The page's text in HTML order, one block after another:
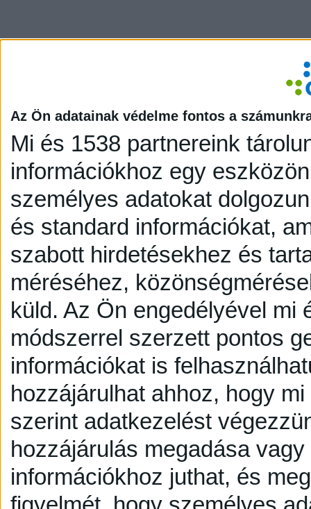
Az Ön adatainak védelme fontos a
Mi és 1538 partnereink
információkhoz egy
személyes adatokat
és standard információkat,
szabott hirdetésekhez és
méréséhez,
küld. Az Ön engedélyével mi
módszerrel szerzett pontos
információkat is
hozzájárulhat ahhoz, hogy
szerint adatkezelést
hozzájárulás megadása
információkhoz juthat, és